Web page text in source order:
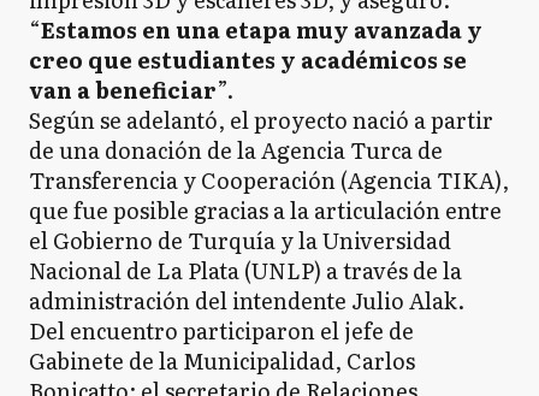
“Estamos en una etapa muy avanzada y
creo que estudiantes y académicos se
van a beneficiar”.
Según se adelantó, el proyecto nació a partir
de una donación de la Agencia Turca de
Transferencia y Cooperación (Agencia TIKA),
que fue posible gracias a la articulación entre
el Gobierno de Turquía y la Universidad
Nacional de La Plata (UNLP) a través de la
administración del intendente Julio Alak.
Del encuentro participaron el jefe de
Gabinete de la Municipalidad, Carlos